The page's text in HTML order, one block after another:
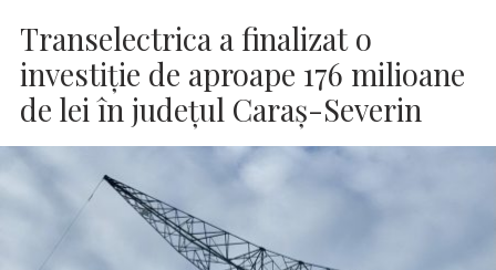
Transelectrica a finalizat o
investiţie de aproape 176 milioane
de lei în judeţul Caraş-Severin